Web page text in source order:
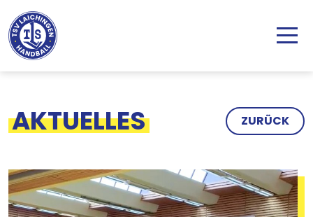
Direkt zum Inhalt
AKTUELLES ZURÜCK